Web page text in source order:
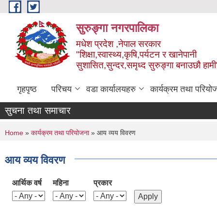
Skip to main content
सुरुङ्‍गा नगरपालिका
मधेश प्रदेश ,नेपाल सरकार
"शिक्षा,स्वास्थ्य,कृषि,पर्यटन र खानेपानी
सुशासित,सुन्दर,समृध्द सुरुङ्गा बनाउछौ
गृहपृष्ठ परिचय वडा कार्यालयहरु कार्यक्रम तथा
सुचना तथा समाचार
You are here
Home » कार्यक्रम तथा परियोजना» आय व्यय विवरण
आय व्यय विवरण
आर्थिक वर्ष महिना प्रकार